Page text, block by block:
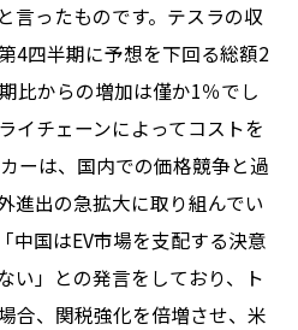
言ったものです。テスラの収
4四半期に予想を下回る総額2
比からの増加は僅か1％でし
イチェーンによってコストを
ーは、国内での価格競争と過
進出の急拡大に取り組んでい
中国はEV市場を支配する決意
い」との発言をしており、ト
合、関税強化を倍増させ、米